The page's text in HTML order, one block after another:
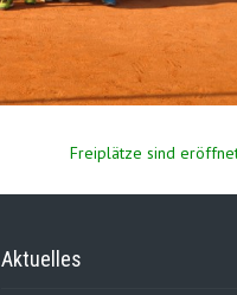
Freiplätze sind
Aktuelles